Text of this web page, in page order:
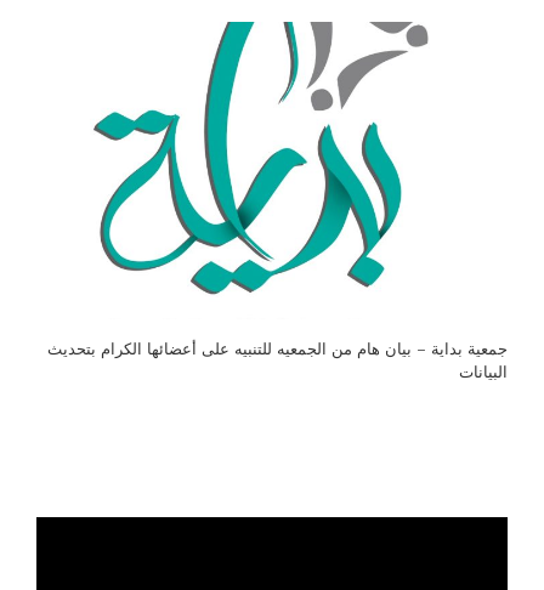
جمعية بداية – بيان هام من الجمعيه للتنبيه على أعضائها الكرام بتحديث
البيانات